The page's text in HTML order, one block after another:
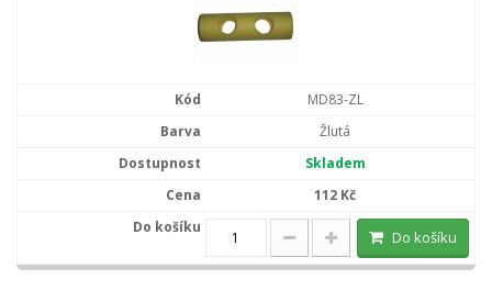
MD83-ZL
Žlutá
Skladem
112 Kč
Do košíku